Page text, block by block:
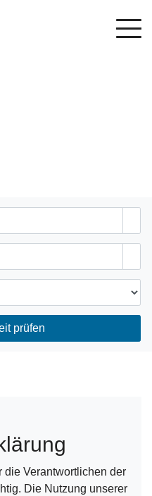
prüfen
die Verantwortlichen der
Die Nutzung unserer